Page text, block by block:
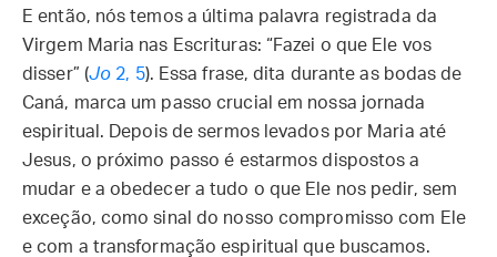
E então, nós temos a última palavra registrada da
Virgem Maria nas Escrituras: “Fazei o que Ele vos
disser” (Jo 2, 5). Essa frase, dita durante as bodas de
Caná, marca um passo crucial em nossa jornada
espiritual. Depois de sermos levados por Maria até
Jesus, o próximo passo é estarmos dispostos a
mudar e a obedecer a tudo o que Ele nos pedir, sem
exceção, como sinal do nosso compromisso com Ele
e com a transformação espiritual que buscamos.